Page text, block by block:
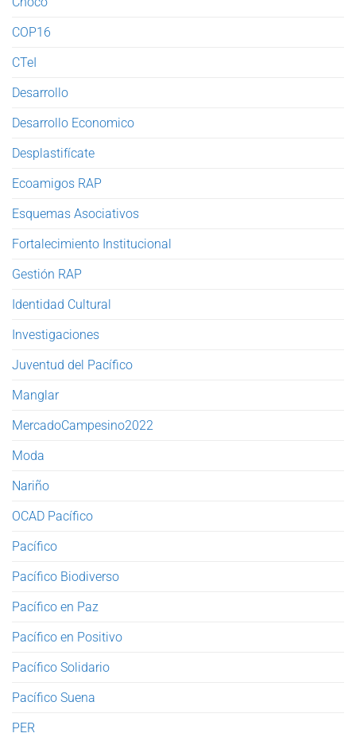
COP16
CTeI
Desarrollo
Desarrollo Economico
Desplastifícate
Ecoamigos RAP
Esquemas Asociativos
Fortalecimiento Institucional
Gestión RAP
Identidad Cultural
Investigaciones
Juventud del Pacífico
Manglar
MercadoCampesino2022
Moda
Nariño
OCAD Pacífico
Pacífico
Pacífico Biodiverso
Pacífico en Paz
Pacífico en Positivo
Pacífico Solidario
Pacífico Suena
PER